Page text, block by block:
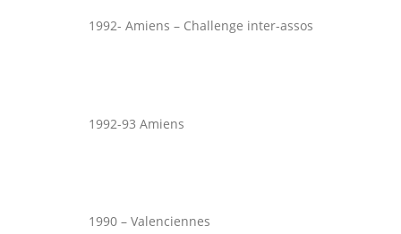
1992- Amiens – Challenge inter-assos
1992-93 Amiens
1990 – Valenciennes